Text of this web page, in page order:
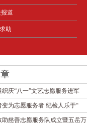
道
助
庆“八一”文艺志愿服务进军
为志愿服务者 纪检人乐于“
助慈善志愿服务队成立暨五岳万